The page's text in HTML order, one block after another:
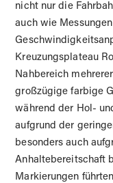
nicht nur die
auch wie
Kreuzungsplateau
Nahbereich
großzügige farbige
während der Hol-
aufgrund der
besonders auch
Anhaltebereitschaft
Markierungen